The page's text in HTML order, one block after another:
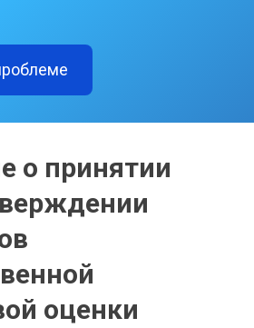
о принятии
оценки